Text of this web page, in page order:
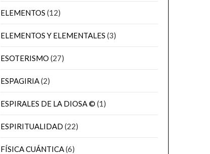
ELEMENTOS (12)
ELEMENTOS Y ELEMENTALES (3)
ESOTERISMO (27)
ESPAGIRIA(2)
ESPIRALES DE LA DIOSA © (1)
ESPIRITUALIDAD (22)
FÍSICA CUÁNTICA(6)